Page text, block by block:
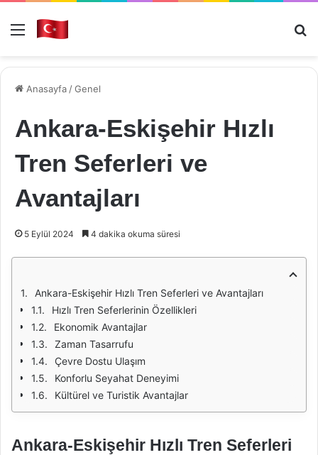
Menü
Anasayfa /Genel
Ankara-Eskişehir Hızlı
Tren Seferleri ve
Avantajları
5 Eylül 2024 4 dakika okuma süresi
Ankara-Eskişehir Hızlı Tren Seferleri ve Avantajları
Hızlı Tren Seferlerinin Özellikleri
Ekonomik Avantajlar
Zaman Tasarrufu
Çevre Dostu Ulaşım
Konforlu Seyahat Deneyimi
Kültürel ve Turistik Avantajlar
Ankara-Eskişehir Hızlı Tren Seferleri